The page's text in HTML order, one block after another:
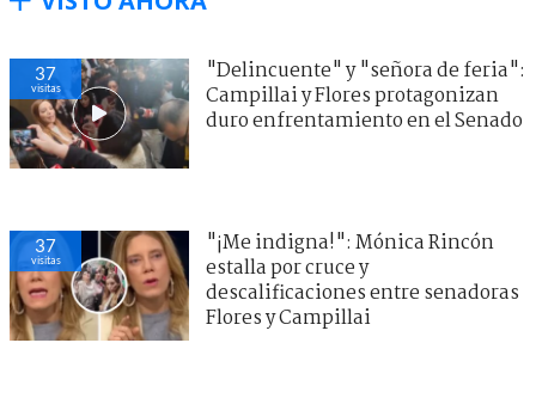
37
visitas
"Delincuente" y "señora de feria":
Campillai y Flores protagonizan
duro enfrentamiento en el Senado
37
visitas
"¡Me indigna!": Mónica Rincón
estalla por cruce y
descalificaciones entre senadoras
Flores y Campillai